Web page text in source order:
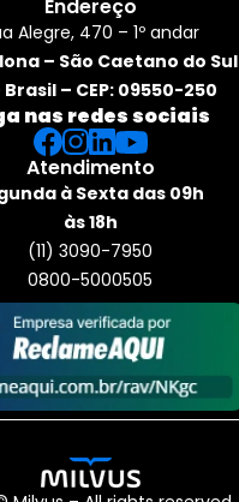
Endereço
Alegre, 470 – 1º andar
– São Caetano do Sul
Brasil – CEP: 09550-250
nas redes sociais
Atendimento
à Sexta das 09h
às 18h
(11) 3090-7950
0800-5000505